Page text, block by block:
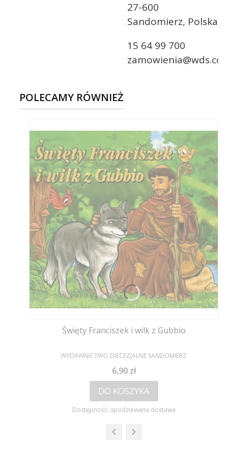
27-600
Sandomierz, Polska
15 64 99 700
POLECAMY RÓWNIEŻ
Święty Franciszek i wilk z Gubbio
PRODUCENT
WYDAWNICTWO DIECEZJALNE SANDOMIERZ
Cena
6,90 zł
DO KOSZYKA
Dostępność: spodziewana dostawa